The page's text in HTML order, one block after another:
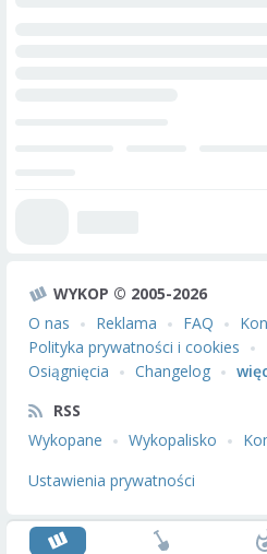
WYKOP © 2005-2026
O nas
Reklama FAQ
Polityka prywatności i cookies
Osiągnięcia
Changelog
RSS
Wykopane
Wykopalisko
Ustawienia prywatności